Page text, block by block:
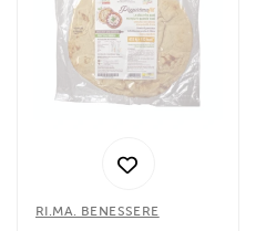
RI.MA. BENESSERE